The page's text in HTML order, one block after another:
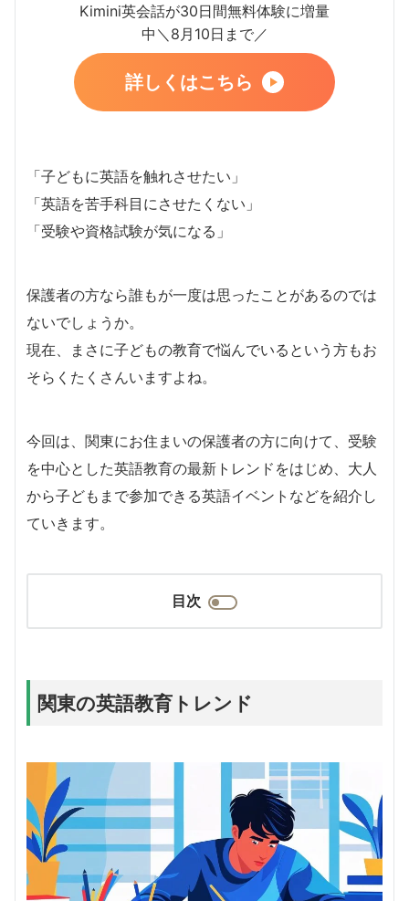
Kimini英会話が30日間無料体験に増量
中＼8月10日まで／
詳しくはこちら
「子どもに英語を触れさせたい」
「英語を苦手科目にさせたくない」
「受験や資格試験が気になる」
保護者の方なら誰もが一度は思ったことがあるのでは
ないでしょうか。
現在、まさに子どもの教育で悩んでいるという方もお
そらくたくさんいますよね。
今回は、関東にお住まいの保護者の方に向けて、受験
を中心とした英語教育の最新トレンドをはじめ、大人
から子どもまで参加できる英語イベントなどを紹介し
ていきます。
目次
関東の英語教育トレンド